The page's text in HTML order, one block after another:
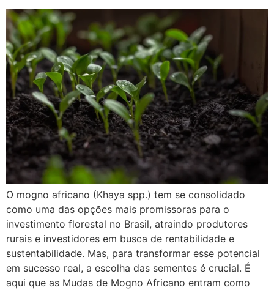
O mogno africano (Khaya spp.) tem se consolidado
como uma das opções mais promissoras para o
investimento florestal no Brasil, atraindo produtores
rurais e investidores em busca de rentabilidade e
sustentabilidade. Mas, para transformar esse potencial
em sucesso real, a escolha das sementes é crucial. É
aqui que as Mudas de Mogno Africano entram como